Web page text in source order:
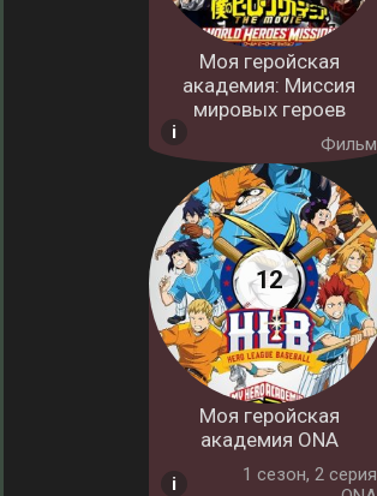
Моя геройская
академия: Миссия
мировых героев
Фильм
Моя геройская
академия ONA
1 cезон, 2 серия